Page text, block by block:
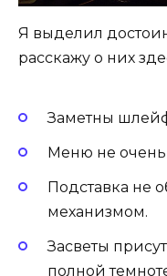
Я выделил
расскажу о них
Заметны
Меню не очень
Подставка не
механизмом.
Засветы
полной